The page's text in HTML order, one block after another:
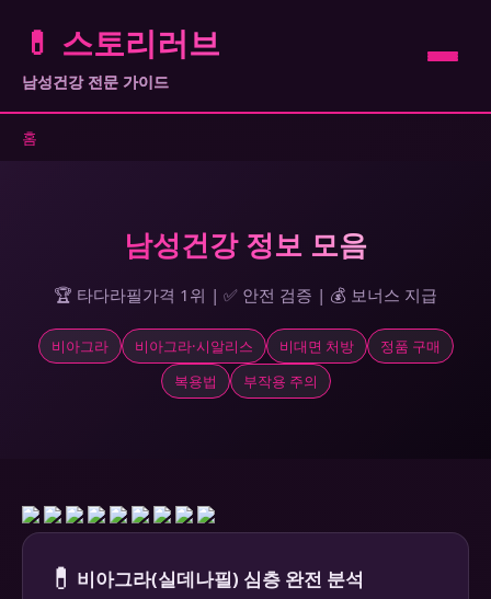
💊 스토리러브
남성건강 전문 가이드
홈
남성건강 정보 모음
🏆 타다라필가격 1위 | ✅ 안전 검증 | 💰 보너스 지급
비아그라 비아그라·시알리스 비대면 처방
정품 구매
복용법
부작용 주의
💊 비아그라(실데나필) 심층 완전 분석